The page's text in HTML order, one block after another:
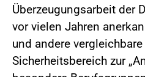
Überzeugungsarbeit der
vor vielen Jahren
und andere
Sicherheitsbereich zur